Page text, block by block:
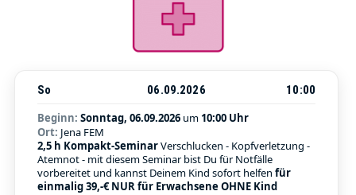
So 06.09.2026
10:00
Beginn: Sonntag, 06.09.2026 um 10:00 Uhr
Ort: Jena FEM
2,5 h Kompakt-SeminarVerschlucken - Kopfverletzung -
Atemnot - mit diesem Seminar bist Du für Notfälle
vorbereitet und kannst Deinem Kind sofort helfen für
einmalig 39,-€ NUR für Erwachsene OHNE Kind